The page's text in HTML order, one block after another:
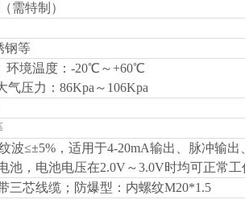
需特制）
钢等
境温度：-20℃～+60℃
压力：86Kpa～106Kpa
波≤±5%，适用于4-20mA输出、脉冲输出
池，电池电压在2.0V～3.0V时均可正常工
三芯线缆；防爆型：内螺纹M20*1.5